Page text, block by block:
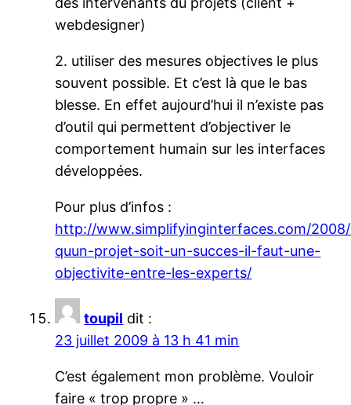
webdesigner)
2. utiliser des mesures objectives le plus
souvent possible. Et c’est là que le bas
blesse. En effet aujourd’hui il n’existe pas
d’outil qui permettent d’objectiver le
comportement humain sur les interfaces
développées.
Pour plus d’infos :
http://www.simplifyinginterfaces.com/
quun-projet-soit-un-succes-il-faut-une-
objectivite-entre-les-experts/
toupil dit :
23 juillet 2009 à 13 h 41 min
C’est également mon problème. Vouloir
faire « trop propre » …